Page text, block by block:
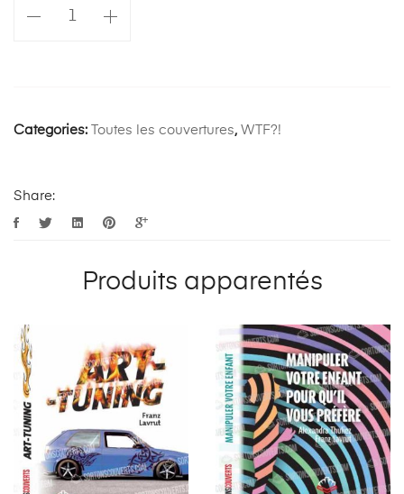
Categories: Toutes les couvertures, WTF?!
Share:
Produits apparentés